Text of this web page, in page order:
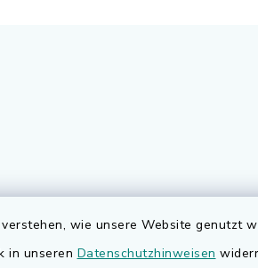
wie unsere Website genutzt
in unseren DatenschutzhinweisenBauen in